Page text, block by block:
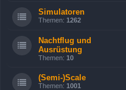
Simulatoren
Themen: 1262
Nachtflug und
Ausrüstung
Themen: 10
(Semi-)Scale
Themen: 1001